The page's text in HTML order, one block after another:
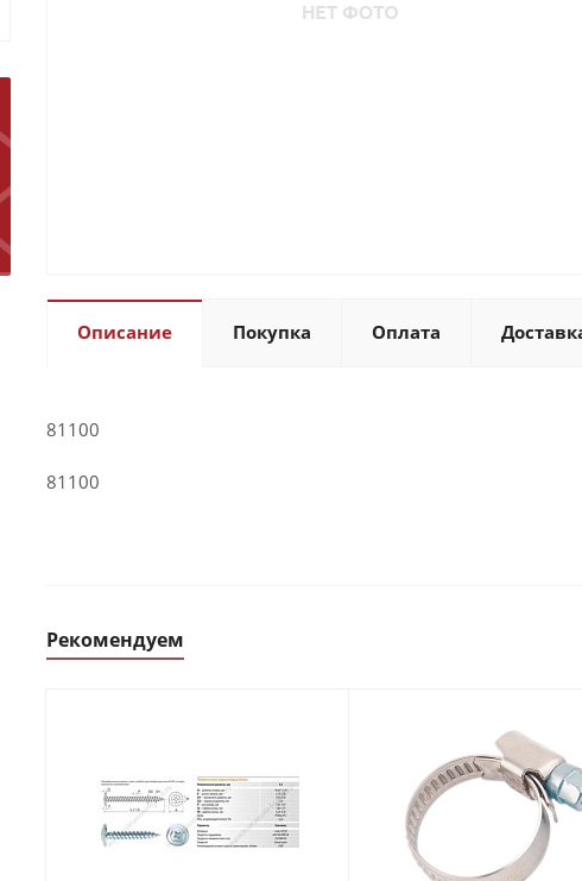
Описание Покупка Оплата
81100
81100
Рекомендуем